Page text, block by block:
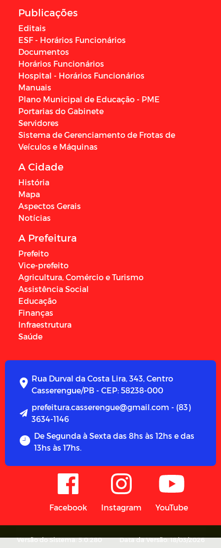
Publicações
Editais
ESF - Horários Funcionários
Documentos
Horários Funcionários
Hospital - Horários Funcionários
Manuais
Plano Municipal de Educação - PME
Portarias do Gabinete
Servidores
Sistema de Gerenciamento de Frotas de
Veículos e Máquinas
A Cidade
História
Mapa
Aspectos Gerais
Notícias
A Prefeitura
Prefeito
Vice-prefeito
Agricultura, Comércio e Turismo
Assistência Social
Educação
Finanças
Infraestrutura
Saúde
Rua Durval da Costa Lira, 343, Centro
Casserengue/PB - CEP: 58238-000
prefeitura.casserengue@gmail.com - (83)
3634-1146
De Segunda à Sexta das 8hs às 12hs e das
13hs às 17hs.
Facebook Instagram YouTube
Versão do Sistema: 5.0.280 Data da Versão: 18/03/2026